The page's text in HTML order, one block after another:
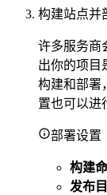
构建站点并
许多服务商
出你的项目
构建和部署
置也可以进
部署设置
构建命
发布目